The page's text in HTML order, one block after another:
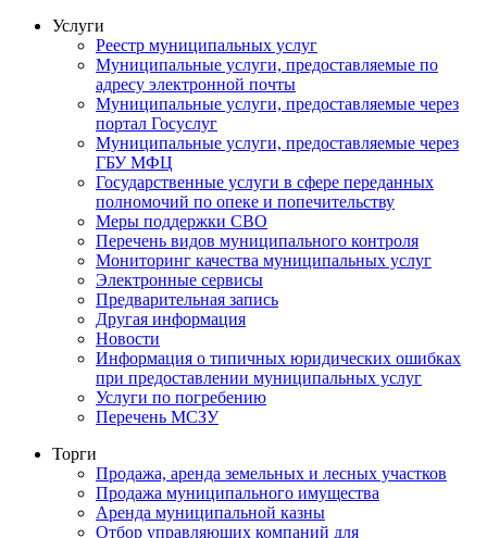
Услуги
Реестр муниципальных услуг
Муниципальные услуги, предоставляемые по
адресу электронной почты
Муниципальные услуги, предоставляемые через
портал Госуслуг
Муниципальные услуги, предоставляемые через
ГБУ МФЦ
Государственные услуги в сфере переданных
полномочий по опеке и попечительству
Меры поддержки СВО
Перечень видов муниципального контроля
Мониторинг качества муниципальных услуг
Электронные сервисы
Предварительная запись
Другая информация
Новости
Информация о типичных юридических ошибках
при предоставлении муниципальных услуг
Услуги по погребению
Перечень МСЗУ
Торги
Продажа, аренда земельных и лесных участков
Продажа муниципального имущества
Аренда муниципальной казны
Отбор управляющих компаний для